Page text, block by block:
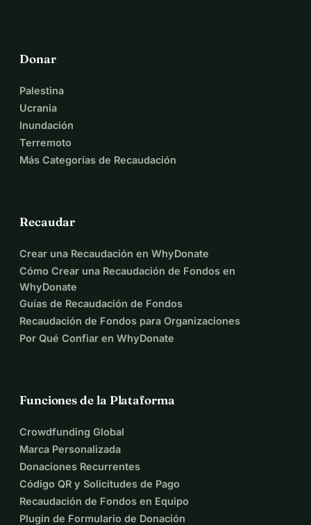
Donar
Palestina
Ucrania
Inundación
Terremoto
Más Categorías de Recaudación
Recaudar
Crear una Recaudación en WhyDonate
Cómo Crear una Recaudación de Fondos en
WhyDonate
Guías de Recaudación de Fondos
Recaudación de Fondos para Organizaciones
Por Qué Confiar en WhyDonate
Funciones de la Plataforma
Crowdfunding Global
Marca Personalizada
Donaciones Recurrentes
Código QR y Solicitudes de Pago
Recaudación de Fondos en Equipo
Plugin de Formulario de Donación